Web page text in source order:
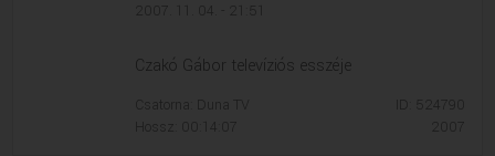
2007. 11. 04. - 21:51
Czakó Gábor televíziós esszéje
Csatorna: Duna TV
Hossz: 00:14:07
ID: 524790
2007